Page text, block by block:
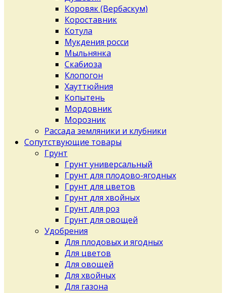
Коровяк (Вербаскум)
Короставник
Котула
Мукдения росси
Мыльнянка
Скабиоза
Клопогон
Хауттюйния
Копытень
Мордовник
Морозник
Рассада земляники и клубники
Сопутствующие товары
Грунт
Грунт универсальный
Грунт для плодово-ягодных
Грунт для цветов
Грунт для хвойных
Грунт для роз
Грунт для овощей
Удобрения
Для плодовых и ягодных
Для цветов
Для овощей
Для хвойных
Для газона